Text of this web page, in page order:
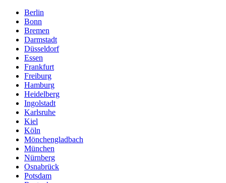
Berlin
Bonn
Bremen
Darmstadt
Düsseldorf
Essen
Frankfurt
Freiburg
Hamburg
Heidelberg
Ingolstadt
Karlsruhe
Kiel
Köln
Mönchengladbach
München
Nürnberg
Osnabrück
Potsdam